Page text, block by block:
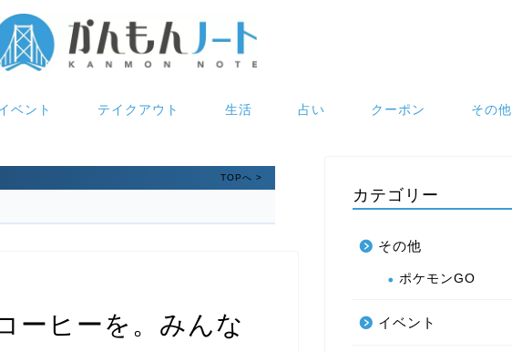
ベント テイクアウト 生活 占い クーポン その他
TOPへ >
ーヒーを。みんな
カテゴリー
その他
ポケモンGO
イベント